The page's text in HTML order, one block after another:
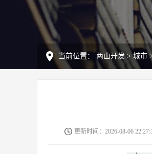
当前位置： 两山开发 >城市
更新时间： 2026-08-06